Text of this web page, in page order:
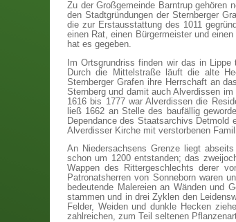
Zu der Großgemeinde Barntrup gehören
den Stadtgründungen der Sternberger
die zur Erstausstattung des 1011
einen Rat, einen Bürgermeister und
hat es gegeben.
Im Ortsgrundriss finden wir das in
Durch die Mittelstraße läuft die alte
Sternberger Grafen ihre Herrschaft an
Sternberg und damit auch Alverdissen
1616 bis 1777 war Alverdissen die
ließ 1662 an Stelle des baufällig
Dependance des Staatsarchivs Detmold
Alverdisser Kirche mit verstorbenen
An Niedersachsens Grenze liegt
schon um 1200 entstanden; das
Wappen des Rittergeschlechts derer
Patronatsherren von Sonneborn waren
bedeutende Malereien an Wänden und
stammen und in drei Zyklen den
Felder, Weiden und dunkle Hecken
zahlreichen, zum Teil seltenen